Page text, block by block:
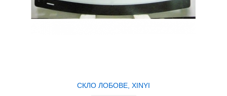
СКЛО ЛОБОВЕ, XINYI